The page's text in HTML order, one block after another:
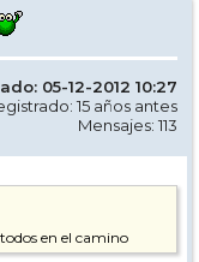
05-12-2012 10:27
15 años antes
Mensajes: 113
en el camino